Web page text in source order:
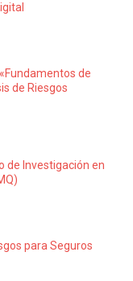
de
de Riesgos
de Investigación en
para Seguros